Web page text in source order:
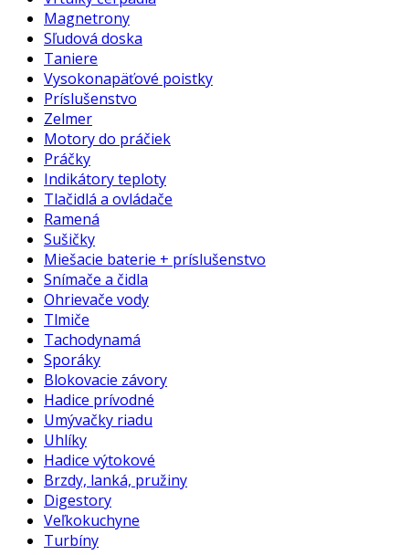
Magnetrony
Sľudová doska
Taniere
Vysokonapäťové poistky
Príslušenstvo
Zelmer
Motory do práčiek
Práčky
Indikátory teploty
Tlačidlá a ovládače
Ramená
Sušičky
Miešacie baterie + príslušenstvo
Snímače a čidla
Ohrievače vody
Tlmiče
Tachodynamá
Sporáky
Blokovacie závory
Hadice prívodné
Umývačky riadu
Uhlíky
Hadice výtokové
Brzdy, lanká, pružiny
Digestory
Veľkokuchyne
Turbíny